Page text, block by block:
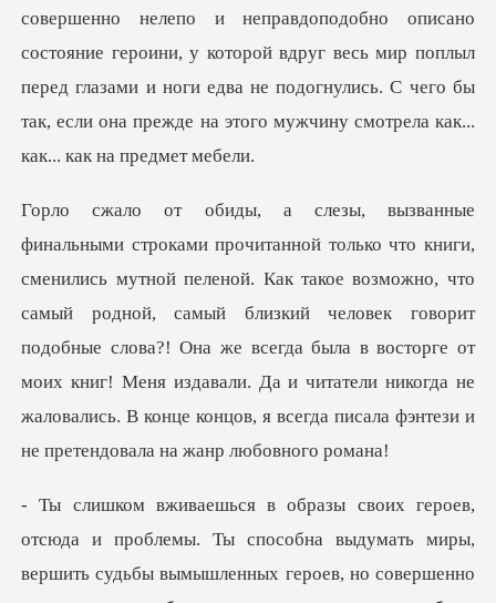
совершенно нелепо и неправдоподобно описано
состояние героини, у котор
возможно, что
самый родной, самый близкий человек говорит
подобные слова?! Она же всегда была в восторге от
моих книг! Меня изд
способна выдумать миры,
вершить судьбы вымышленных героев, но соверше